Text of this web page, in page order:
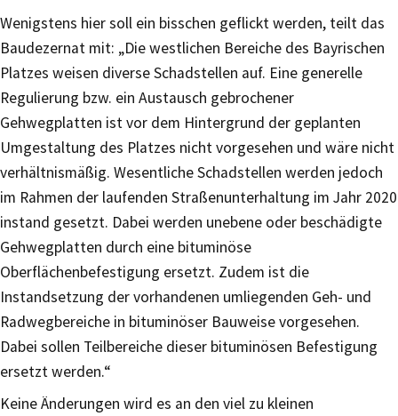
Wenigstens hier soll ein bisschen geflickt werden, teilt das
Baudezernat mit: „Die westlichen Bereiche des Bayrischen
Platzes weisen diverse Schadstellen auf. Eine generelle
Regulierung bzw. ein Austausch gebrochener
Gehwegplatten ist vor dem Hintergrund der geplanten
Umgestaltung des Platzes nicht vorgesehen und wäre nicht
verhältnismäßig. Wesentliche Schadstellen werden jedoch
im Rahmen der laufenden Straßenunterhaltung im Jahr 2020
instand gesetzt. Dabei werden unebene oder beschädigte
Gehwegplatten durch eine bituminöse
Oberflächenbefestigung ersetzt. Zudem ist die
Instandsetzung der vorhandenen umliegenden Geh- und
Radwegbereiche in bituminöser Bauweise vorgesehen.
Dabei sollen Teilbereiche dieser bituminösen Befestigung
ersetzt werden.“
Keine Änderungen wird es an den viel zu kleinen